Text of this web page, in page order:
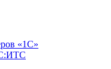
«1С»